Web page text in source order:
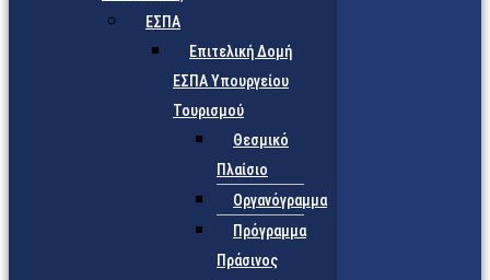
ΕΣΠΑ
Επιτελική Δομή
ΕΣΠΑ Υπουργείου
Τουρισμού
Θεσμικό
Πλαίσιο
Οργανόγραμμα
Πρόγραμμα
Πράσινος